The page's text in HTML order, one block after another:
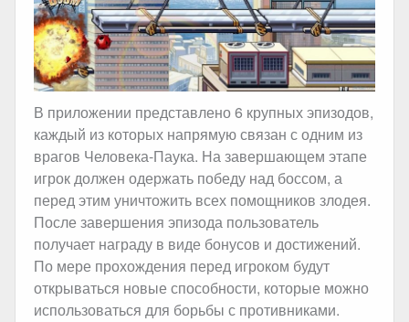
В приложении представлено 6 крупных эпизодов,
каждый из которых напрямую связан с одним из
врагов Человека-Паука. На завершающем этапе
игрок должен одержать победу над боссом, а
перед этим уничтожить всех помощников злодея.
После завершения эпизода пользователь
получает награду в виде бонусов и достижений.
По мере прохождения перед игроком будут
открываться новые способности, которые можно
использоваться для борьбы с противниками.